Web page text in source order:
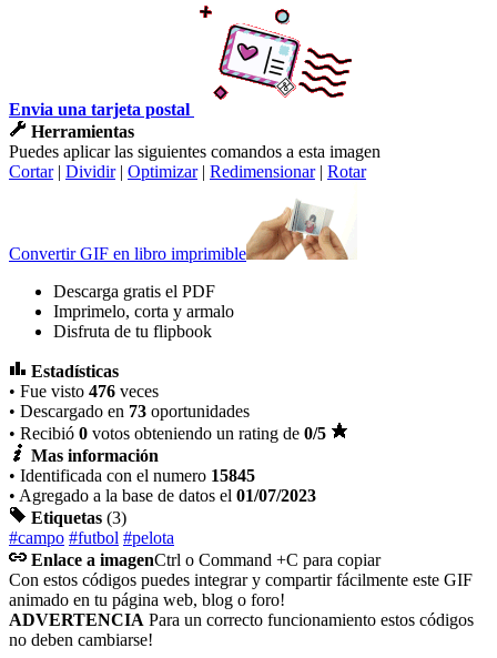
Envia una tarjeta postal
Herramientas
Puedes aplicar las siguientes comandos a esta imagen
Cortar| Dividir| Optimizar| Redimensionar| Rotar
Convertir GIF en libro imprimible
Descarga gratis el PDF
Imprimelo, corta y armalo
Disfruta de tu flipbook
Estadísticas
• Fue visto 476 veces
• Descargado en 73 oportunidades
• Recibió 0 votos obteniendo un rating de 0/5
Mas información
• Identificada con el numero 15845
• Agregado a la base de datos el 01/07/2023
Etiquetas (3)
#campo #futbol #pelota
Enlace a imagenCtrl o Command +C para copiar
Con estos códigos puedes integrar y compartir fácilmente este GIF
animado en tu página web, blog o foro!
ADVERTENCIA Para un correcto funcionamiento estos códigos
no deben cambiarse!